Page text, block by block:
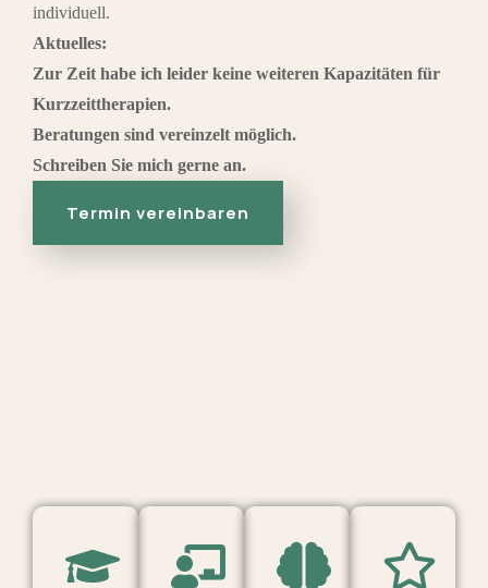
individuell.
Aktuelles:
Zur Zeit habe ich leider keine weiteren Kapazitäten für
Kurzzeittherapien.
Beratungen sind vereinzelt möglich.
Schreiben Sie mich gerne an.
Termin vereinbaren